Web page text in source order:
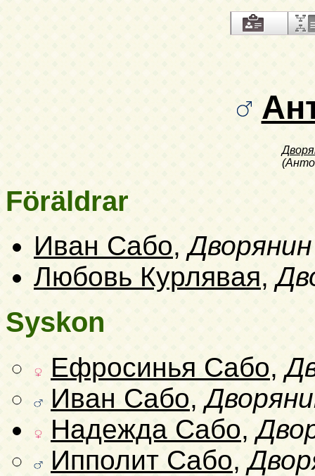
Föräldrar
Иван Сабо,Дворянин
Любовь Курлявая,
Syskon
Ефросинья Сабо,
Иван Сабо,
Надежда Сабо,
Ипполит Сабо,